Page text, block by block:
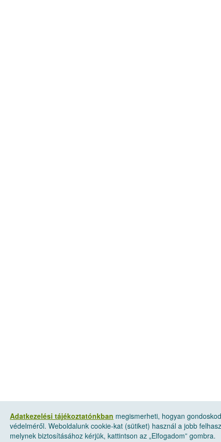
Adatkezelési tájékoztatónkban megismerheti, hogyan
védelméről. Weboldalunk cookie-kat (sütiket) használ a jobb
melynek biztosításához kérjük, kattintson az „Elfogadom” gombra.